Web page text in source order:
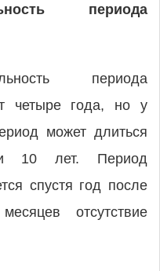
периода
периода
четыре года, но у
может длиться
10 лет. Период
спустя год после
отсутствие